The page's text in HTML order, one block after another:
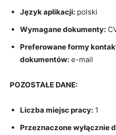
Język aplikacji: polski
Wymagane dokumenty:
Preferowane formy
dokumentów: e-mail
POZOSTAŁE DANE:
Liczba miejsc pracy: 1
Przeznaczone wyłącznie